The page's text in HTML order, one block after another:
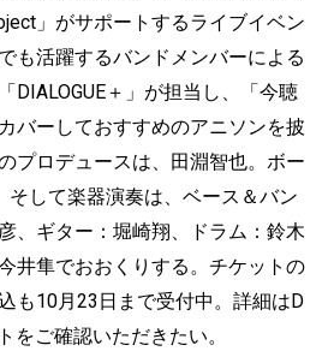
」がサポートするライブイベン
も活躍するバンドメンバーによる
DIALOGUE＋」が担当し、「今聴
バーしておすすめのアニソンを披
プロデュースは、田淵智也。ボー
そして楽器演奏は、ベース＆バン
、ギター：堀崎翔、ドラム：鈴木
井隼でおおくりする。チケットの
も10月23日まで受付中。詳細はD
をご確認いただきたい。